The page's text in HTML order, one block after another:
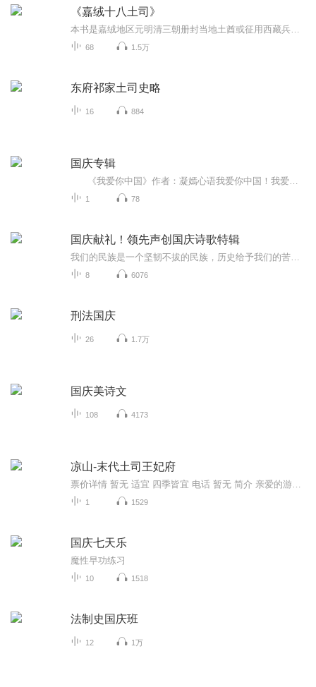
《嘉绒十八土司》
68 1.5万
东府祁家土司史略
16 884
国庆专辑
1 78
国庆献礼！领先声创国庆诗歌特辑
8 6076
刑法国庆
26 1.7万
国庆美诗文
108 4173
凉山-末代土司王妃府
1 1529
国庆七天乐
魔性早功练习
10 1518
法制史国庆班
12 1万